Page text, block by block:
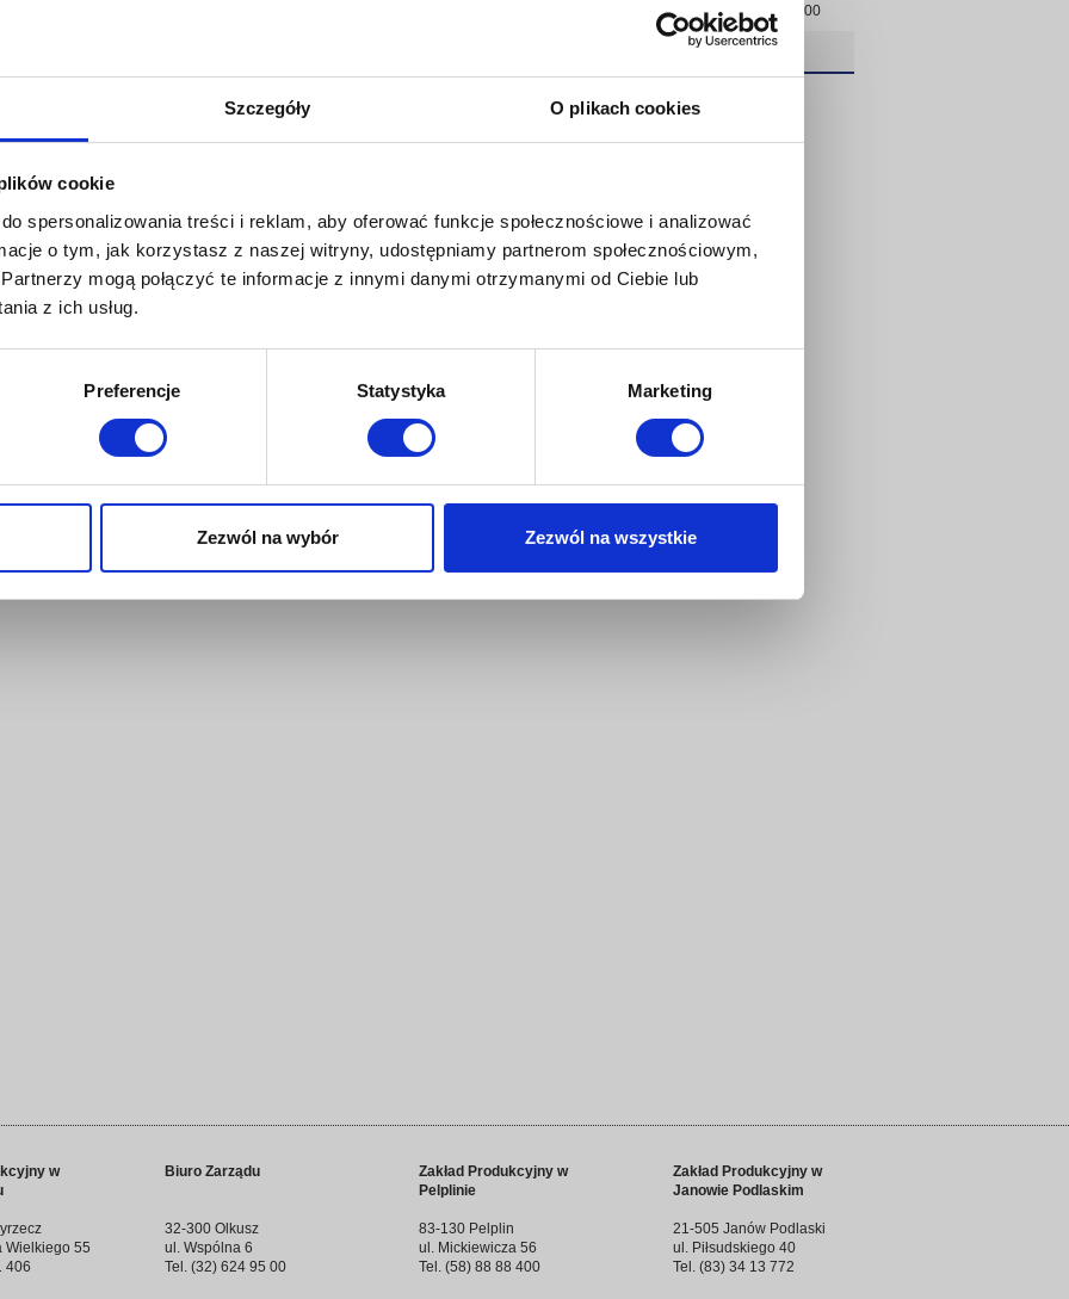
Szczegóły O plikach cookies
cookie
spersonalizowania treści i reklam, aby oferować funkcje społecznościowe i analizować
o tym, jak korzystasz z naszej witryny, udostępniamy partnerom społecznościowym,
mogą połączyć te informacje z innymi danymi otrzymanymi od Ciebie lub
z ich usług.
Preferencje Statystyka Marketing
Zezwól na wybór Zezwól na wszystkie
Wytrzymałość na rozciąganie wzdłuż / w poprzek[N/50mm] 1100 / 900
5,0 / 1,0
w
Wielkiego 55
406
Biuro Zarządu
32-300 Olkusz
ul. Wspólna 6
Tel. (32) 624 95 00
Zakład Produkcyjny w
Pelplinie
83-130 Pelplin
ul. Mickiewicza 56
Tel. (58) 88 88 400
Zakład Produkcyjny w
Janowie Podlaskim
21-505 Janów Podlaski
ul. Piłsudskiego 40
Tel. (83) 34 13 772